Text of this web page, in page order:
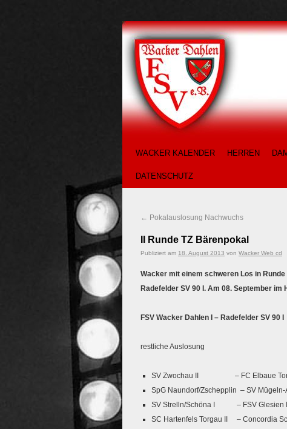
WACKER KALENDER HERREN
DATENSCHUTZ
← Pokalauslosung Nachwuchs
II Runde TZ Bärenpokal
Publiziert am 18. August 2013 von Wacker Web cd
Wacker mit einem schweren Los in
Radefelder SV 90 I. Am 08. September im
FSV Wacker Dahlen I – Radefelder SV 90 I
restliche Auslosung
SV Zwochau II – FC Elbaue
SpG Naundorf/Zschepplin – SV Mügeln-
SV Strelln/Schöna I – FSV Glesien I
SC Hartenfels Torgau II – Concordia